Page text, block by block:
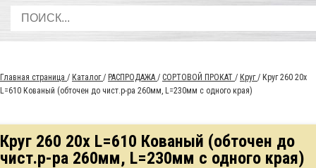
Главная страница / Каталог / РАСПРОДАЖА / СОРТОВОЙ ПРОКАТ / Круг / Круг 260 20х
L=610 Кованый (обточен до чист.р-ра 260мм, L=230мм с одного края)
Круг 260 20х L=610 Кованый (обточен до
чист.р-ра 260мм, L=230мм с одного края)